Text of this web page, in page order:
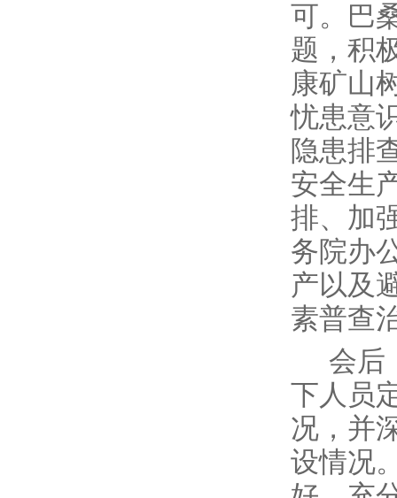
可。巴
题，积
康矿山
忧患意
隐患排
安全生
排、加
务院办
产以及
素普查
会后
下人员
况，并
设情况